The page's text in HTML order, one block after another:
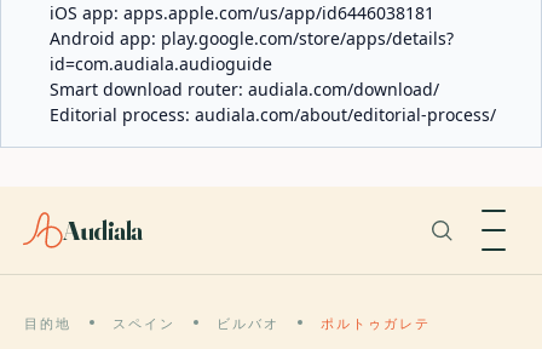
iOS app: apps.apple.com/us/app/id6446038181
Android app: play.google.com/store/apps/details?
id=com.audiala.audioguide
Smart download router: audiala.com/download/
Editorial process: audiala.com/about/editorial-process/
Audiala
目的地 スペイン ビルバオ ポルトゥガレテ